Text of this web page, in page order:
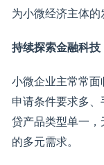
为小微经济主体的
持续探索金融科
小微企业主常常
申请条件要求多
贷产品类型单一
的多元需求。